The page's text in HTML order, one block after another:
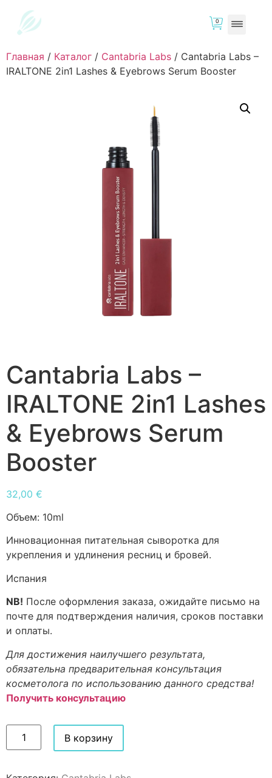
0
Главная / Каталог / Cantabria Labs / Cantabria Labs –
IRALTONE 2in1 Lashes & Eyebrows Serum Booster
Cantabria Labs –
IRALTONE 2in1 Lashes
& Eyebrows Serum
Booster
32,00 €
Объем: 10ml
Инновационная питательная сыворотка для
укрепления и удлинения ресниц и бровей.
Испания
NB! После оформления заказа, ожидайте письмо на
почте для подтверждения наличия, сроков поставки
и оплаты.
Для достижения наилучшего результата,
обязательна предварительная консультация
косметолога по использованию данного средства!
Получить консультацию
В корзину